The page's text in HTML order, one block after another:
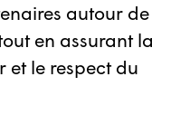
autour de
en assurant la
et le respect du